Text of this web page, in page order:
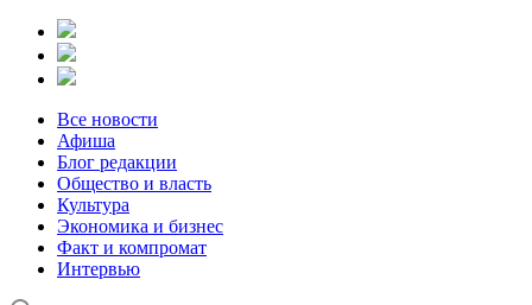
Все новости
Афиша
Блог редакции
Общество и власть
Культура
Экономика и бизнес
Факт и компромат
Интервью